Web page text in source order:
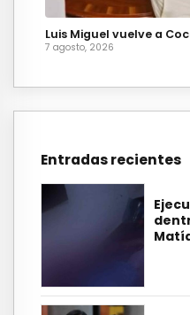
Luis Miguel vuelve a
7 agosto, 2026
Entradas recientes